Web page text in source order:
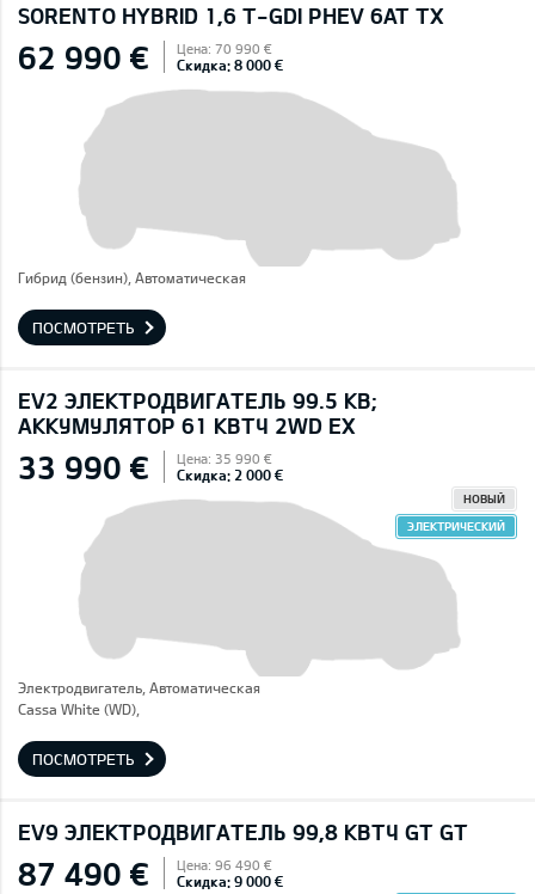
SORENTO HYBRID 1,6 T-GDI PHEV 6AT TX
62 990 € Цена: 70 990 €
Скидка: 8 000 €
Гибрид (бензин), Автоматическая
ПОСМОТРЕТЬ
EV2 ЭЛЕКТРОДВИГАТЕЛЬ 99.5 КВ;
AККУМУЛЯТОР 61 КВТЧ 2WD EX
33 990 € Цена: 35 990 €
Скидка: 2 000 €
НОВЫЙ
ЭЛЕКТРИЧЕСКИЙ
Электродвигатель, Автоматическая
Cassa White (WD),
ПОСМОТРЕТЬ
EV9 ЭЛЕКТРОДВИГАТЕЛЬ 99,8 КВТЧ GT GT
87 490 € Цена: 96 490 €
Скидка: 9 000 €